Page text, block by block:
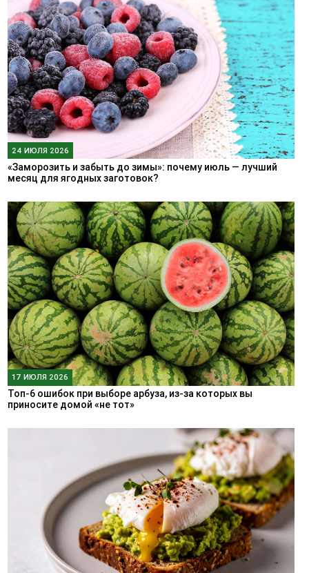
24 ИЮЛЯ 2026
«Заморозить и забыть до зимы»: почему июль — лучший
месяц для ягодных заготовок?
17 ИЮЛЯ 2026
Топ-6 ошибок при выборе арбуза, из-за которых вы
приносите домой «не тот»